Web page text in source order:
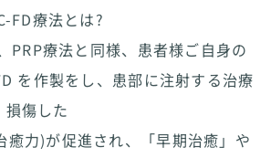
FD療法とは?
PRP療法と同様、患者様ご自身の
を作製をし、患部に注射する治療
傷した
癒力)が促進され、「早期治癒」や